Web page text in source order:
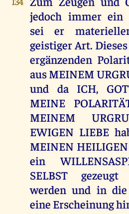
jedoch immer ein
sei er
geistiger Art.
ergänzenden
aus MEINEM
und da ICH,
MEINE
MEINEM
EWIGEN LIEBE
MEINEN
ein
SELBST
werden und in die
eine Erscheinung